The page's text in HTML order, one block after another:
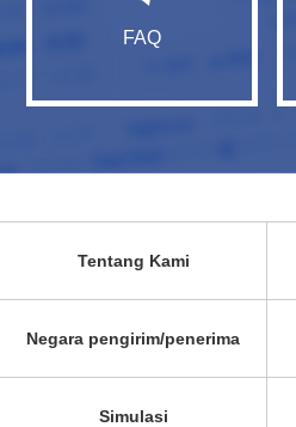
FAQ
Tentang Kami
Negara pengirim/penerima
Simulasi